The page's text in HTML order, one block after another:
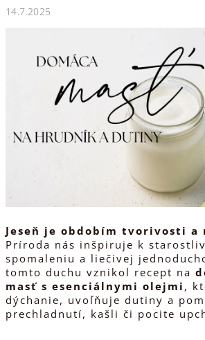
14.7.2025
Jeseň je obdobím tvorivosti a
Príroda nás inšpiruje k
spomaleniu a liečivej
tomto duchu vznikol recept na
masť s esenciálnymi olejmi ,
dýchanie, uvoľňuje dutiny a
prechladnutí, kašli či pocite